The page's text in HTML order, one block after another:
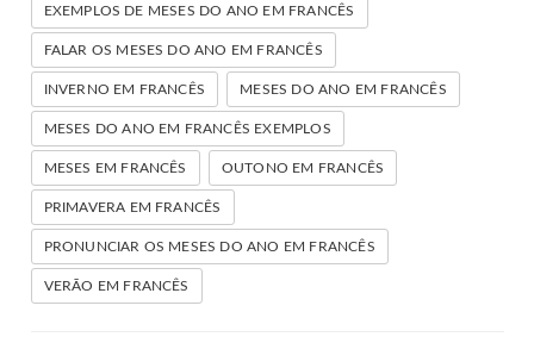
EXEMPLOS DE MESES DO ANO EM FRANCÊS
FALAR OS MESES DO ANO EM FRANCÊS
INVERNO EM FRANCÊS MESES DO ANO EM FRANCÊS
MESES DO ANO EM FRANCÊS EXEMPLOS
MESES EM FRANCÊS OUTONO EM FRANCÊS
PRIMAVERA EM FRANCÊS
PRONUNCIAR OS MESES DO ANO EM FRANCÊS
VERÃO EM FRANCÊS